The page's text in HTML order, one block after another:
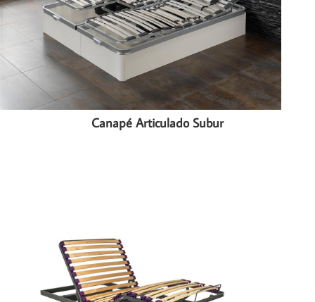
Canapé Articulado Subur